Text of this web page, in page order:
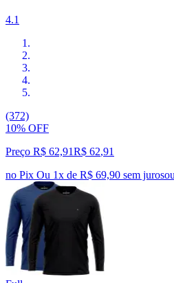
4.1
(372)
10% OFF
Preço R$ 62,91R$ 62,91
no Pix Ou 1x de R$ 69,90 sem jurosou